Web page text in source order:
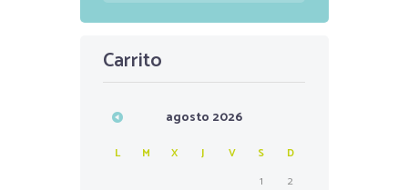
Carrito
agosto 2026
L M X J V S D
1
2